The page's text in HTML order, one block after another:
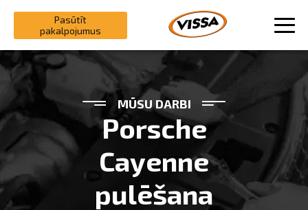
Pasūtīt
pakalpojumus
MŪSU DARBI
Porsche
Cayenne
pulēšana